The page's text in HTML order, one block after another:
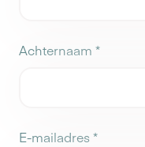
Achternaam *
E-mailadres *